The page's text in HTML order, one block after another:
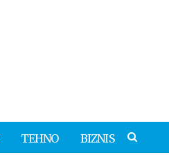
TEHNO BIZNIS